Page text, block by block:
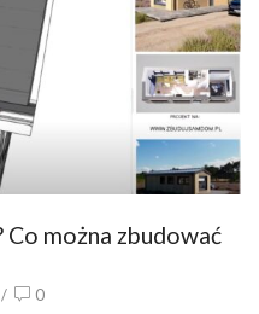
Co można zbudować
/ 0